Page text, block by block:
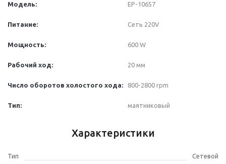
Модель: EP-10657
Питание: Сеть 220V
Мощность: 600 W
Рабочий ход: 20 мм
Число оборотов холостого хода: 800-2800 rpm
Тип: маятниковый
Характеристики
Тип
Сетевой